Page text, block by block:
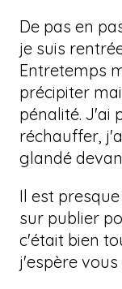
De pas en
je suis
Entretemps
précipiter
pénalité. J'ai
réchauffer,
glandé
Il est
sur publier
c'était bien
j'espère